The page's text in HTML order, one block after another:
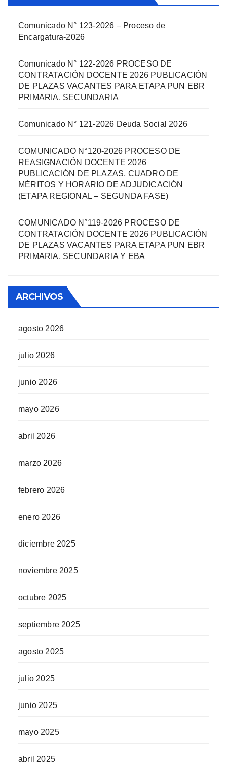
Comunicado N° 123-2026 – Proceso de
Encargatura-2026
Comunicado N° 122-2026 PROCESO DE
CONTRATACIÓN DOCENTE 2026 PUBLICACIÓN
DE PLAZAS VACANTES PARA ETAPA PUN EBR
PRIMARIA, SECUNDARIA
Comunicado N° 121-2026 Deuda Social 2026
COMUNICADO N°120-2026 PROCESO DE
REASIGNACIÓN DOCENTE 2026
PUBLICACIÓN DE PLAZAS, CUADRO DE
MÉRITOS Y HORARIO DE ADJUDICACIÓN
(ETAPA REGIONAL – SEGUNDA FASE)
COMUNICADO N°119-2026 PROCESO DE
CONTRATACIÓN DOCENTE 2026 PUBLICACIÓN
DE PLAZAS VACANTES PARA ETAPA PUN EBR
PRIMARIA, SECUNDARIA Y EBA
ARCHIVOS
agosto 2026
julio 2026
junio 2026
mayo 2026
abril 2026
marzo 2026
febrero 2026
enero 2026
diciembre 2025
noviembre 2025
octubre 2025
septiembre 2025
agosto 2025
julio 2025
junio 2025
mayo 2025
abril 2025